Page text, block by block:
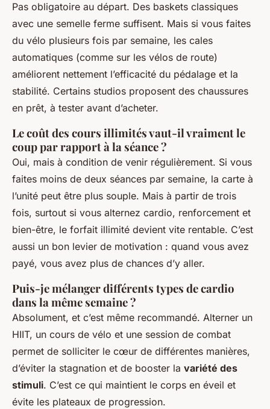
Pas obligatoire au départ. Des baskets classiques
avec une semelle ferme suffisent. Mais si vous faites
du vélo plusieurs fois par semaine, les cales
automatiques (comme sur les vélos de route)
améliorent nettement l’efficacité du pédalage et la
stabilité. Certains studios proposent des chaussures
en prêt, à tester avant d’acheter.
Le coût des cours illimités vaut-il vraiment le
coup par rapport à la séance ?
Oui, mais à condition de venir régulièrement. Si vous
faites moins de deux séances par semaine, la carte à
l’unité peut être plus souple. Mais à partir de trois
fois, surtout si vous alternez cardio, renforcement et
bien-être, le forfait illimité devient vite rentable. C’est
aussi un bon levier de motivation : quand vous avez
payé, vous avez plus de chances d’y aller.
Puis-je mélanger différents types de cardio
dans la même semaine ?
Absolument, et c’est même recommandé. Alterner un
HIIT, un cours de vélo et une session de combat
permet de solliciter le cœur de différentes manières,
d’éviter la stagnation et de booster la variété des
stimuli. C’est ce qui maintient le corps en éveil et
évite les plateaux de progression.